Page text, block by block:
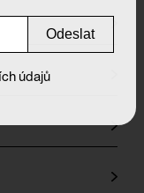
Odeslat
údajů